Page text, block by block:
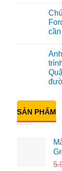
ở
Quận
12
Màn
hình
ô
tô
Minio
Suzuki
XL7
tại
Quận
9
vì
tiện
bình
luận
ở
Anh
box
Geely
EX2
tại
Quận
cấp
giải
trí
bình
luận
ở
Chú
Bảy
độ
tô
Ford
Thủ
Đức
cần
ánh
sáng
bình
luận
ở
Anh
hành
trình
SẢN PHẨM